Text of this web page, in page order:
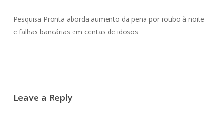
Pesquisa Pronta aborda aumento da pena por roubo à noite
e falhas bancárias em contas de idosos
Leave a Reply